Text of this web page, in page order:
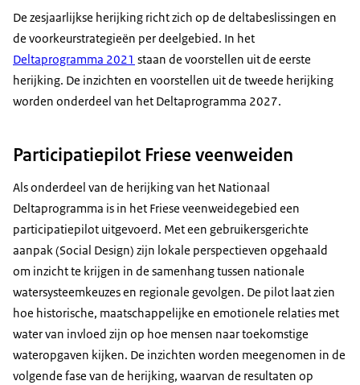
De zesjaarlijkse herijking richt zich op de deltabeslissingen en
de voorkeurstrategieën per deelgebied. In het
Deltaprogramma 2021 staan de voorstellen uit de eerste
herijking. De inzichten en voorstellen uit de tweede herijking
worden onderdeel van het Deltaprogramma 2027.
Participatiepilot Friese veenweiden
Als onderdeel van de herijking van het Nationaal
Deltaprogramma is in het Friese veenweidegebied een
participatiepilot uitgevoerd. Met een gebruikersgerichte
aanpak (Social Design) zijn lokale perspectieven opgehaald
om inzicht te krijgen in de samenhang tussen nationale
watersysteemkeuzes en regionale gevolgen. De pilot laat zien
hoe historische, maatschappelijke en emotionele relaties met
water van invloed zijn op hoe mensen naar toekomstige
wateropgaven kijken. De inzichten worden meegenomen in de
volgende fase van de herijking, waarvan de resultaten op